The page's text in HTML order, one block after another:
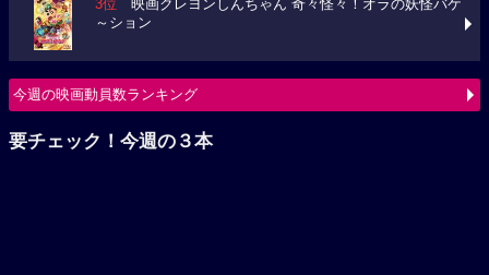
今週の映画動員数ランキング
要チェック！今週の３本